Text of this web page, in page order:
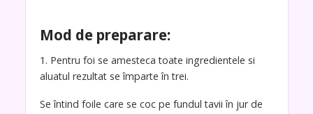
Mod de preparare:
1. Pentru foi se amesteca toate ingredientele si
aluatul rezultat se împarte în trei.
Se întind foile care se coc pe fundul tavii în jur de